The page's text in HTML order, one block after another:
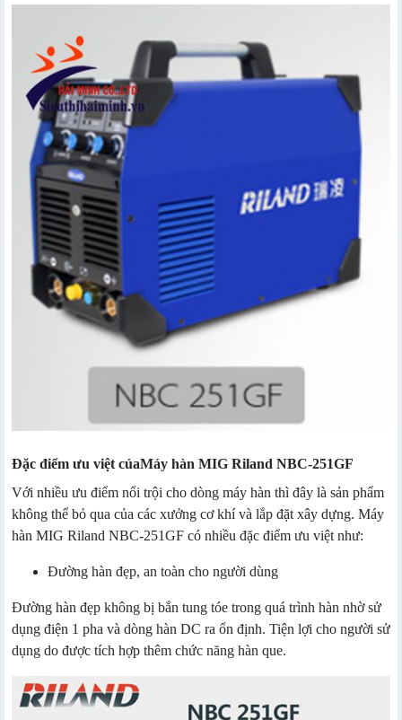
Đặc điểm ưu việt củaMáy hàn MIG Riland NBC-251GF
Với nhiều ưu điểm nổi trội cho dòng máy hàn thì đây là sản phẩm
không thể bỏ qua của các xưởng cơ khí và lắp đặt xây dựng. Máy
hàn MIG Riland NBC-251GF có nhiều đặc điểm ưu việt như:
Đường hàn đẹp, an toàn cho người dùng
Đường hàn đẹp không bị bắn tung tóe trong quá trình hàn nhờ sử
dụng điện 1 pha và dòng hàn DC ra ổn định. Tiện lợi cho người sử
dụng do được tích hợp thêm chức năng hàn que.